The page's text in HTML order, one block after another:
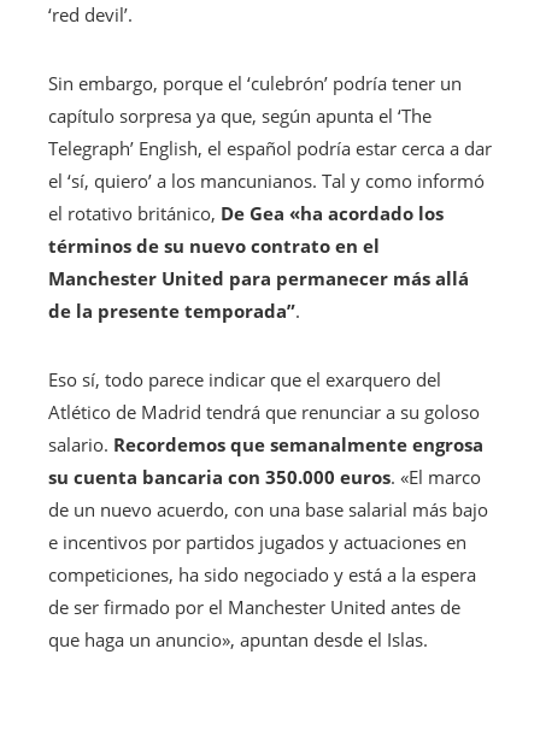
‘red devil’.
Sin embargo, porque el ‘culebrón’ podría tener un
capítulo sorpresa ya que, según apunta el ‘The
Telegraph’ English, el español podría estar cerca a dar
el ‘sí, quiero’ a los mancunianos. Tal y como informó
el rotativo británico, De Gea «ha acordado los
términos de su nuevo contrato en el
Manchester United para permanecer más allá
de la presente temporada”.
Eso sí, todo parece indicar que el exarquero del
Atlético de Madrid tendrá que renunciar a su goloso
salario. Recordemos que semanalmente engrosa
su cuenta bancaria con 350.000 euros. «El marco
de un nuevo acuerdo, con una base salarial más bajo
e incentivos por partidos jugados y actuaciones en
competiciones, ha sido negociado y está a la espera
de ser firmado por el Manchester United antes de
que haga un anuncio», apuntan desde el Islas.